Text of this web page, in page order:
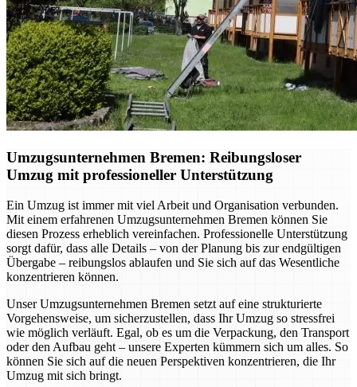
Umzugsunternehmen Bremen: Reibungsloser
Umzug mit professioneller Unterstützung
Ein Umzug ist immer mit viel Arbeit und Organisation verbunden.
Mit einem erfahrenen Umzugsunternehmen Bremen können Sie
diesen Prozess erheblich vereinfachen. Professionelle Unterstützung
sorgt dafür, dass alle Details – von der Planung bis zur endgültigen
Übergabe – reibungslos ablaufen und Sie sich auf das Wesentliche
konzentrieren können.
Unser Umzugsunternehmen Bremen setzt auf eine strukturierte
Vorgehensweise, um sicherzustellen, dass Ihr Umzug so stressfrei
wie möglich verläuft. Egal, ob es um die Verpackung, den Transport
oder den Aufbau geht – unsere Experten kümmern sich um alles. So
können Sie sich auf die neuen Perspektiven konzentrieren, die Ihr
Umzug mit sich bringt.